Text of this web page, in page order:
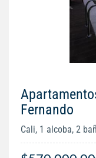
Fernando
Cali, 1 alcoba, 2